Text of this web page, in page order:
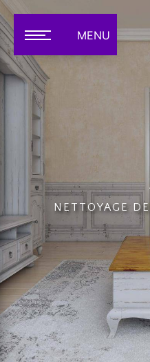
Panneau de gestion des
MENU
NETTOYAGE